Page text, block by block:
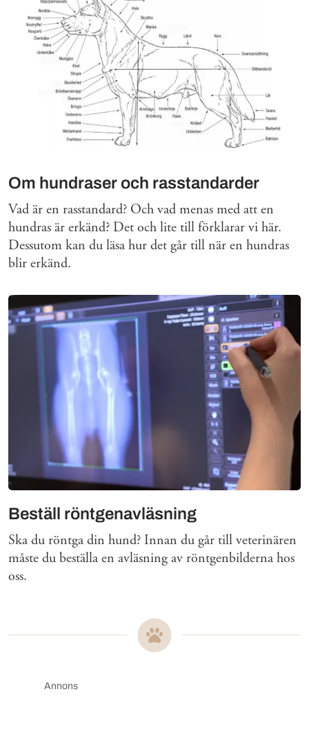
Om hundraser och rasstandarder
Vad är en rasstandard? Och vad menas med att en
hundras är erkänd? Det och lite till förklarar vi här.
Dessutom kan du läsa hur det går till när en hundras
blir erkänd.
Beställ röntgenavläsning
Ska du röntga din hund? Innan du går till veterinären
måste du beställa en avläsning av röntgenbilderna hos
oss.
Annons